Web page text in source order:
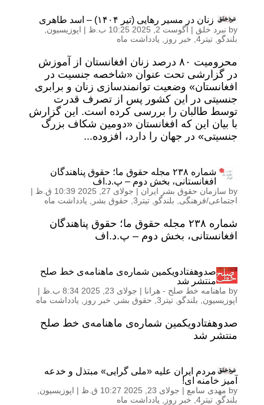
زنان در مسیر رهایی (تیر ۱۴۰۴) – اسد طاهری
by نبرد خلق | آگوست 2, 2025 10:25 ب.ظ | اپوزیسیون
بلندگو تیتر4 , خبر روز یادداشت ماه
محرومیت ۸۰ درصد زنان افغانستان از آموزش
در گزارشی تحت عنوان «شاخصه جنسیت در
افغانستان» وضعیت توانمندسازی زنان و برابری
جنسیتی در این کشور پس از تصرف قدرت
توسط طالبان را بررسی کرده است. این گزارش
با بیان این که افغانستان «دومین شکاف بزرگ
جنسیتی» در جهان را دارد، افزوده...
شماره ۲۳۸ مجله حقوق ما؛ حقوق پناهندگان
افغانستانی، بخش دوم – پ.د.اف
by سازمان حقوق بشر ایران | جولای 27, 2025 10:39 ق.ظ
|
اجتماعی/فرهنگی
بلندگو تیتر3 , حقوق بشر یادداشت ماه
شماره ۲۳۸ مجله حقوق ما؛ حقوق پناهندگان
افغانستانی، بخش دوم – پ.د.اف
صدوهفتادویکمین شماره‌ی ماهنامه‌ی خط صلح
منتشر شد
by ماهنامه خط صلح - هرانا | جولای 23, 2025 8:34 ب.ظ
|
اپوزیسیون
بلندگو تیتر3 , حقوق بشر خبر روز یادداشت ماه
صدوهفتادویکمین شماره‌ی ماهنامه‌ی خط صلح
منتشر شد
مردم ایران علیه «ملی گرایی» مبتذل و خدعه
آمیز خامنه ای!
by مهدی سامع | جولای 23, 2025 10:27 ق.ظ | اپوزیسیون
بلندگو تیتر4 , خبر روز یادداشت ماه